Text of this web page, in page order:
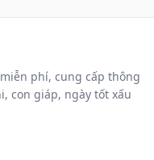
phí, cung cấp thông
con giáp, ngày tốt xấu